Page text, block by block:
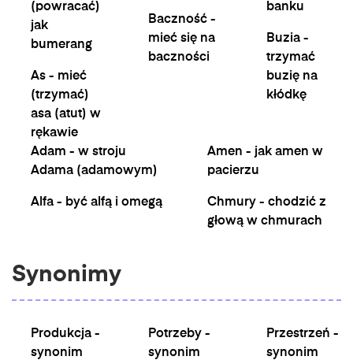
(powracać)
jak
bumerang
As - mieć
(trzymać)
asa (atut) w
rękawie
Baczność -
mieć się na
baczności
banku
Buzia -
trzymać
buzię na
kłódkę
Adam - w stroju
Adama (adamowym)
Alfa - być alfą i omegą
Amen - jak amen w
pacierzu
Chmury - chodzić z
głową w chmurach
Synonimy
Produkcja -
synonim
Potrzeby -
synonim
Przestrzeń -
synonim